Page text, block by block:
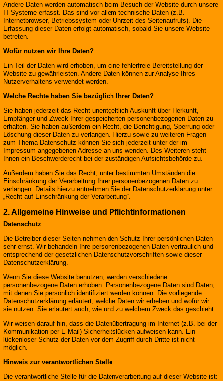
Andere Daten werden automatisch beim Besuch der Website durch unsere
IT-Systeme erfasst. Das sind vor allem technische Daten (z.B.
Internetbrowser, Betriebssystem oder Uhrzeit des Seitenaufrufs). Die
Erfassung dieser Daten erfolgt automatisch, sobald Sie unsere Website
betreten.
Wofür nutzen wir Ihre Daten?
Ein Teil der Daten wird erhoben, um eine fehlerfreie Bereitstellung der
Website zu gewährleisten. Andere Daten können zur Analyse Ihres
Nutzerverhaltens verwendet werden.
Welche Rechte haben Sie bezüglich Ihrer Daten?
Sie haben jederzeit das Recht unentgeltlich Auskunft über Herkunft,
Empfänger und Zweck Ihrer gespeicherten personenbezogenen Daten zu
erhalten. Sie haben außerdem ein Recht, die Berichtigung, Sperrung oder
Löschung dieser Daten zu verlangen. Hierzu sowie zu weiteren Fragen
zum Thema Datenschutz können Sie sich jederzeit unter der im
Impressum angegebenen Adresse an uns wenden. Des Weiteren steht
Ihnen ein Beschwerderecht bei der zuständigen Aufsichtsbehörde zu.
Außerdem haben Sie das Recht, unter bestimmten Umständen die
Einschränkung der Verarbeitung Ihrer personenbezogenen Daten zu
verlangen. Details hierzu entnehmen Sie der Datenschutzerklärung unter
„Recht auf Einschränkung der Verarbeitung“.
2. Allgemeine Hinweise und Pflichtinformationen
Datenschutz
Die Betreiber dieser Seiten nehmen den Schutz Ihrer persönlichen Daten
sehr ernst. Wir behandeln Ihre personenbezogenen Daten vertraulich und
entsprechend der gesetzlichen Datenschutzvorschriften sowie dieser
Datenschutzerklärung.
Wenn Sie diese Website benutzen, werden verschiedene
personenbezogene Daten erhoben. Personenbezogene Daten sind Daten,
mit denen Sie persönlich identifiziert werden können. Die vorliegende
Datenschutzerklärung erläutert, welche Daten wir erheben und wofür wir
sie nutzen. Sie erläutert auch, wie und zu welchem Zweck das geschieht.
Wir weisen darauf hin, dass die Datenübertragung im Internet (z.B. bei der
Kommunikation per E-Mail) Sicherheitslücken aufweisen kann. Ein
lückenloser Schutz der Daten vor dem Zugriff durch Dritte ist nicht
möglich.
Hinweis zur verantwortlichen Stelle
Die verantwortliche Stelle für die Datenverarbeitung auf dieser Website ist: